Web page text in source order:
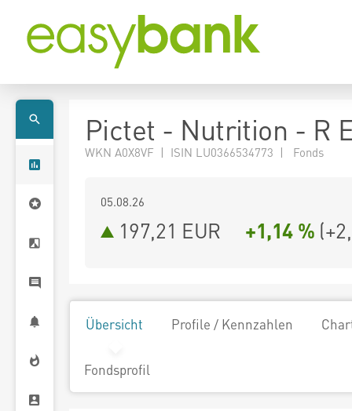
Pictet - Nutrition - R
WKN A0X8VF | ISIN LU0366534773 | Fonds
05.08.26
197,21 EUR +1,14 % (
Übersicht Profile / Kennzahlen
Fondsprofil